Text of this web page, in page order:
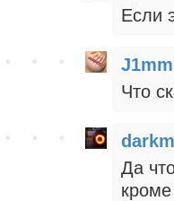
Если
J1mm
Что
Да